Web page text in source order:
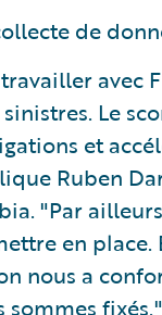
de
avec
Le
et
Ruben
"Par
en
nous a
sommes fixés."